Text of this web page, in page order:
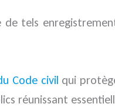
tels
Code civil qui
réunissant